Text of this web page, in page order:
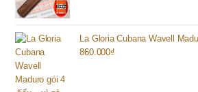
La Gloria Cubana Wavell
860.000₫